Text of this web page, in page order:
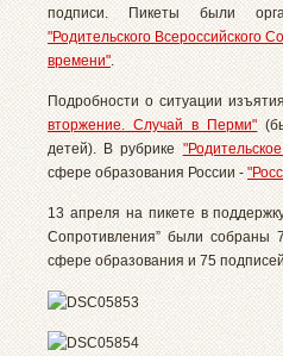
подписи. Пикеты были
"Родительского Всероссийского
времени"
Подробности о ситуации
вторжение. Случай в Перми"
детей). В рубрике
сфере образования России -
13 апреля напикете в
Сопротивления” были собраны
сфере образования и 75